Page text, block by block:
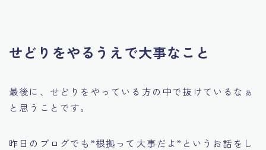
せどりをやるうえで大事なこと
最後に、せどりをやっている方の中で抜けているなぁ
と思うことです。
昨日のブログでも”根拠って大事だよ”というお話をし